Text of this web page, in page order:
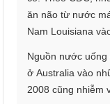
ăn não từ nước
Nam Louisiana
Nguồn nước
ở Australia vào
2008 cũng nhiễm